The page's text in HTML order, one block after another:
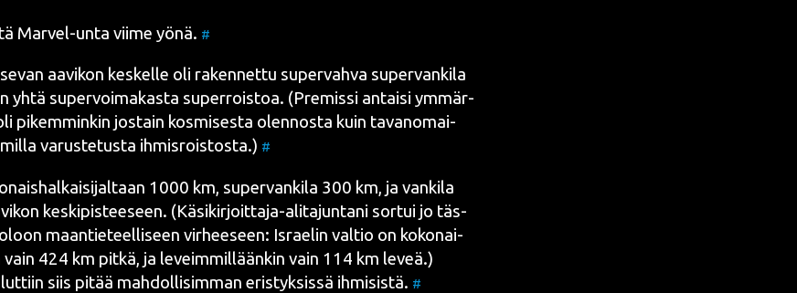
Mar­vel-unta vii­me yönä. #
aavi­kon kes­kel­le oli raken­net­tu super­vah­va super­van­ki­la
yhtä super­voi­ma­kas­ta super­rois­toa. (Pre­mis­si antai­si ymmär­
pikem­min­kin jos­tain kos­mi­ses­ta olen­nos­ta kuin tavan­omai­
varus­te­tus­ta ihmis­rois­tos­ta.) #
1000 km, super­van­ki­la 300 km, ja van­ki­la
kes­ki­pis­tee­seen. (Käsi­kir­joit­ta­ja-ali­ta­jun­ta­ni sor­tui jo täs­
maan­tie­teel­li­seen vir­hee­seen: Israe­lin val­tio on koko­nai­
vain 424 km pit­kä, ja leveim­mil­lään­kin vain 114 km leveä.)
siis pitää mah­dol­li­sim­man eris­tyk­sis­sä ihmi­sis­tä. #